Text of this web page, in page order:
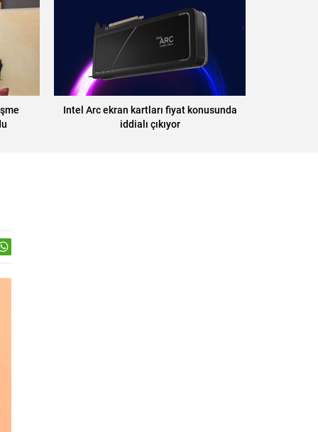
Intel Arc ekran kartları fiyat konusunda
iddialı çıkıyor